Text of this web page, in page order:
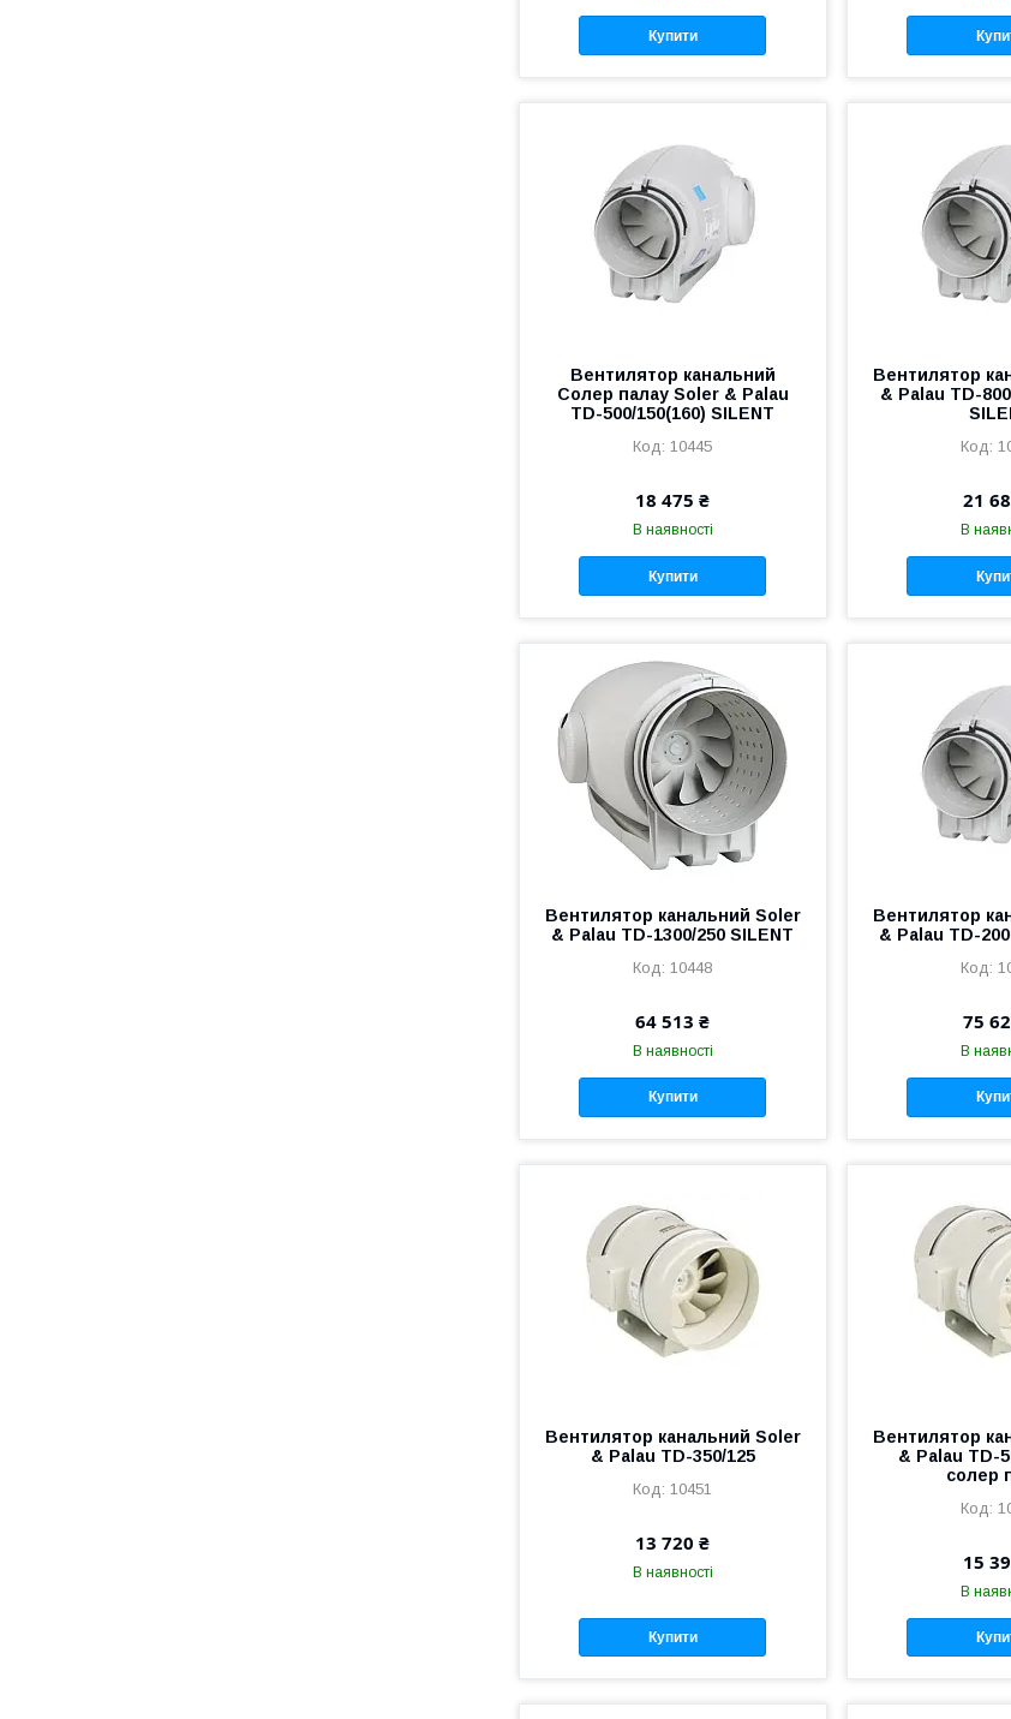
Купити
Вентилятор канальний
Cолер палау Soler & Palau
TD-500/150(160) SILENT
10445
18 475 ₴
В наявності
Купити
Вентилятор
& Palau TD-
21
В
Вентилятор канальний Soler
& Palau TD-1300/250 SILENT
10448
64 513 ₴
В наявності
Купити
Вентилятор
& Palau TD-
75
В
Вентилятор канальний Soler
& Palau TD-350/125
10451
13 720 ₴
В наявності
Купити
Вентилятор
& Palau TD-
солер
15
В